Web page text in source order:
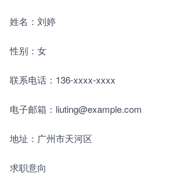
姓名：刘婷
性别：女
联系电话：136-xxxx-xxxx
电子邮箱：liuting@example.com
地址：广州市天河区
求职意向